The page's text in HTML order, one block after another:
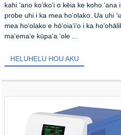
kahi ʻano koʻikoʻi o kēia ke koho
probe uhi i ka mea hoʻolako. Ua uhi
mea hoʻolako e hōʻoiaʻiʻo i ka
maʻemaʻe kūpaʻa ʻole ...
HELUHELU HOU AKU